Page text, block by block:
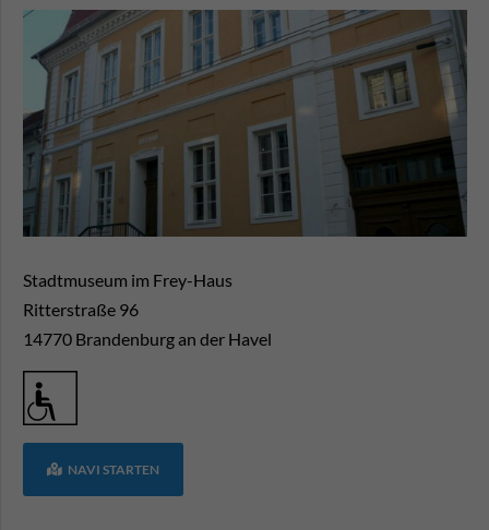
Stadtmuseum im Frey-Haus
Ritterstraße 96
14770 Brandenburg an der Havel
NAVI STARTEN